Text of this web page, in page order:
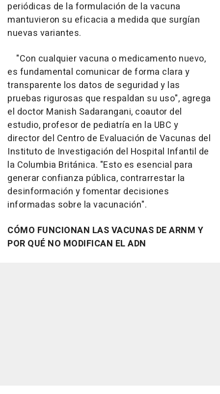
periódicas de la formulación de la vacuna
mantuvieron su eficacia a medida que surgían
nuevas variantes.
"Con cualquier vacuna o medicamento nuevo,
es fundamental comunicar de forma clara y
transparente los datos de seguridad y las
pruebas rigurosas que respaldan su uso", agrega
el doctor Manish Sadarangani, coautor del
estudio, profesor de pediatría en la UBC y
director del Centro de Evaluación de Vacunas del
Instituto de Investigación del Hospital Infantil de
la Columbia Británica. "Esto es esencial para
generar confianza pública, contrarrestar la
desinformación y fomentar decisiones
informadas sobre la vacunación".
CÓMO FUNCIONAN LAS VACUNAS DE ARNM Y
POR QUÉ NO MODIFICAN EL ADN